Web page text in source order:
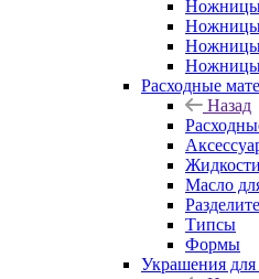
Ножницы
Расходные
Назад
Масло
Типсы
Формы
Украшения для